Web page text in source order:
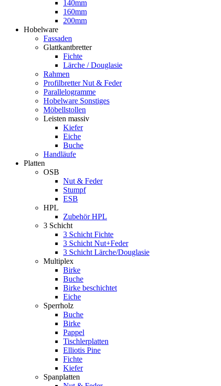
140mm
160mm
200mm
Hobelware
Fassaden
Glattkantbretter
Fichte
Lärche / Douglasie
Rahmen
Profilbretter Nut & Feder
Parallelogramme
Hobelware Sonstiges
Möbellstollen
Leisten massiv
Kiefer
Eiche
Buche
Handläufe
Platten
OSB
Nut & Feder
Stumpf
ESB
HPL
Zubehör HPL
3 Schicht
3 Schicht Fichte
3 Schicht Nut+Feder
3 Schicht Lärche/Douglasie
Multiplex
Birke
Buche
Birke beschichtet
Eiche
Sperrholz
Buche
Birke
Pappel
Tischlerplatten
Elliotis Pine
Fichte
Kiefer
Spanplatten